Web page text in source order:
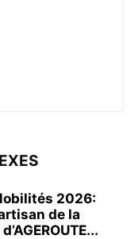
2026:
de la